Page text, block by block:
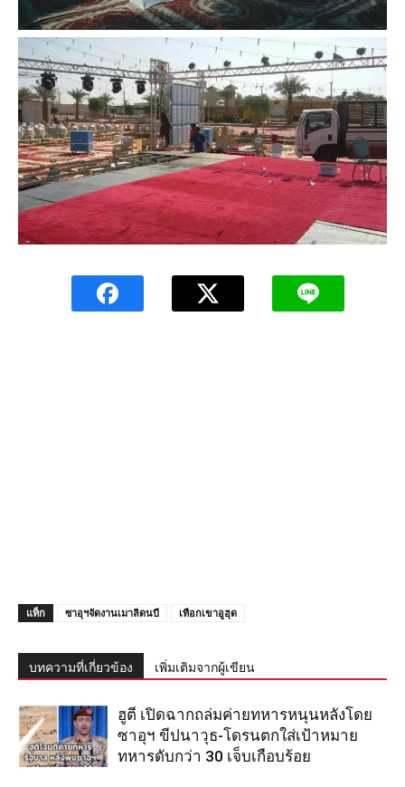
แท็ก ซาอุฯจัดงานเมาลิดนบี เทือกเขาอูฮุด
บทความที่เกี่ยวข้อง เพิ่มเติมจากผู้เขียน
ฮูตี เปิดฉากถล่มค่ายทหารหนุนหลังโดย
ซาอุฯ ขีปนาวุธ-โดรนตกใส่เป้าหมาย
ทหารดับกว่า 30 เจ็บเกือบร้อย